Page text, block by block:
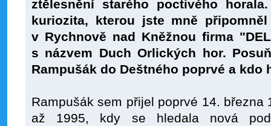
ztělesnění starého poctivého
kuriozita, kterou jste mně
v Rychnově nad Kněžnou firma
s názvem Duch Orlických hor.
Rampušák do Deštného poprvé a kdo
Rampušák sem přijel poprvé 14.
až 1995, kdy se hledala nová